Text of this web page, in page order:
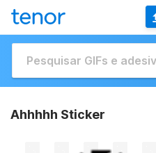
Ahhhhh Sticker